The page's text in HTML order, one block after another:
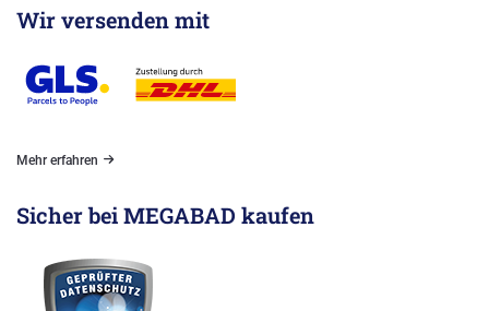
Wir versenden mit
Mehr erfahren
Sicher bei MEGABAD kaufen